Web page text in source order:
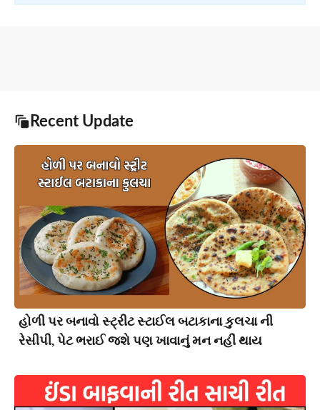
Recent Update
હોળી પર બનાવો સ્ટ્રીટ સ્ટાઈલ બટાકાના કુલચા ની
રેસીપી, પેટ ભરાઈ જશે પણ ખાવાનું મન નહીં થાય